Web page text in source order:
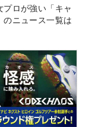
プロが強い「キャ
のニュース一覧は